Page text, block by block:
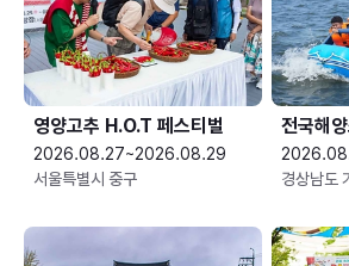
영양고추 H.O.T 페스티벌
2026.08.27~2026.08.29
서울특별시 중구
전국해
경상남도